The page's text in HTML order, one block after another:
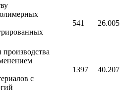
541 26.005
с
1397 40.207